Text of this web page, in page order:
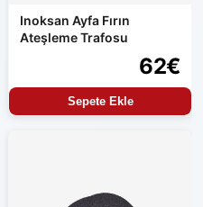
Inoksan Ayfa Fırın
Ateşleme Trafosu
62€
Sepete Ekle